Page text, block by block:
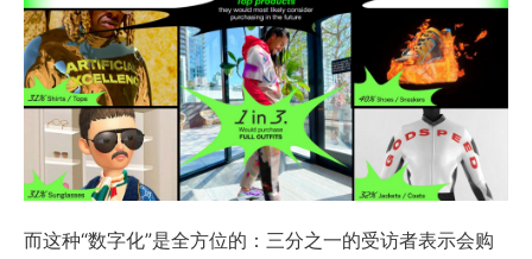
而这种“数字化”是全方位的：三分之一的受访者表示会购